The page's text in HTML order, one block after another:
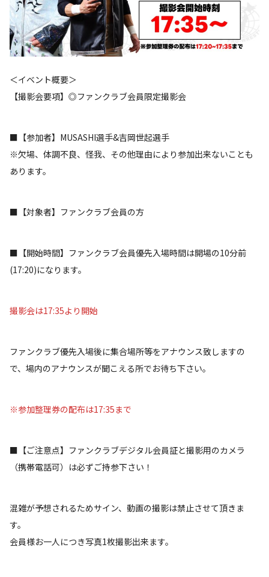
＜イベント概要＞
【撮影会要項】◎ファンクラブ会員限定撮影会
■【参加者】MUSASHI選手&吉岡世起選手
※欠場、体調不良、怪我、その他理由により参加出来ないことも
あります。
■【対象者】ファンクラブ会員の方
■【開始時間】ファンクラブ会員優先入場時間は開場の10分前
(17:20)になります。
撮影会は17:35より開始
ファンクラブ優先入場後に集合場所等をアナウンス致しますの
で、場内のアナウンスが聞こえる所でお待ち下さい。
※参加整理券の配布は17:35まで
■【ご注意点】ファンクラブデジタル会員証と撮影用のカメラ
（携帯電話可）は必ずご持参下さい！
混雑が予想されるためサイン、動画の撮影は禁止させて頂きま
す。
会員様お一人につき写真1枚撮影出来ます。